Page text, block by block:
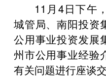
11月4日下午
城管局、南阳投资
公用事业投资发展
州市公用事业经验
有关问题进行座谈交